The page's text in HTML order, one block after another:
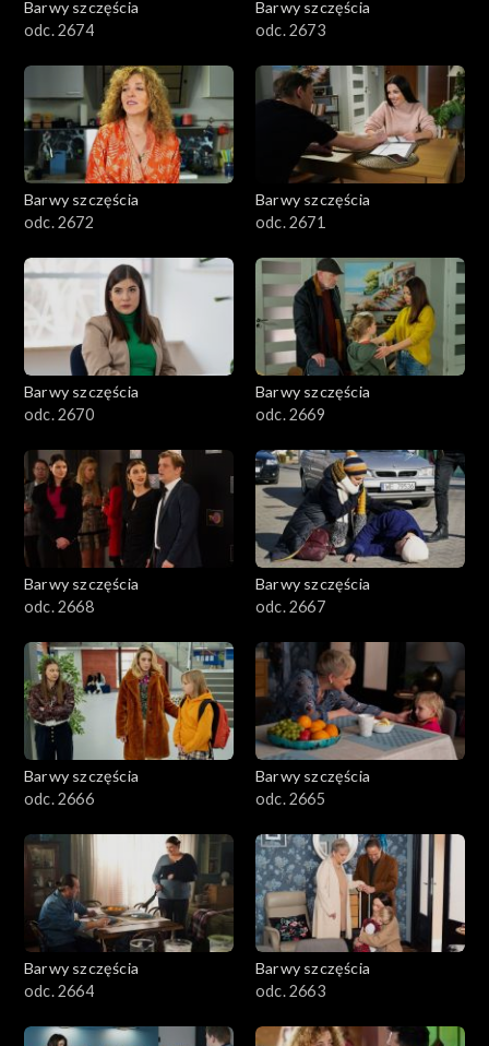
Barwy szczęścia
odc. 2674
Barwy szczęścia
odc. 2673
Barwy szczęścia
odc. 2672
Barwy szczęścia
odc. 2671
Barwy szczęścia
odc. 2670
Barwy szczęścia
odc. 2669
Barwy szczęścia
odc. 2668
Barwy szczęścia
odc. 2667
Barwy szczęścia
odc. 2666
Barwy szczęścia
odc. 2665
Barwy szczęścia
odc. 2664
Barwy szczęścia
odc. 2663